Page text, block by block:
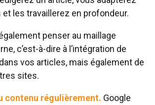
les travaillerez en profondeur.
penser au maillage
c’est-à-dire à l’intégration de
vos articles, mais également de
sites.
contenu régulièrement. Google